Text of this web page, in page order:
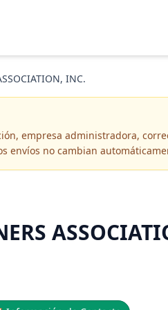
INC.
empresa administradora,
envíos no cambian